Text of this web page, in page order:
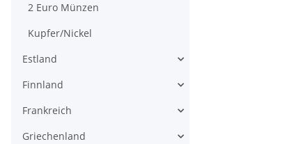
2 Euro Münzen
Kupfer/Nickel
Estland
Finnland
Frankreich
Griechenland